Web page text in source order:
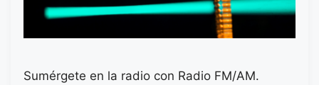
Sumérgete en la radio con Radio FM/AM.